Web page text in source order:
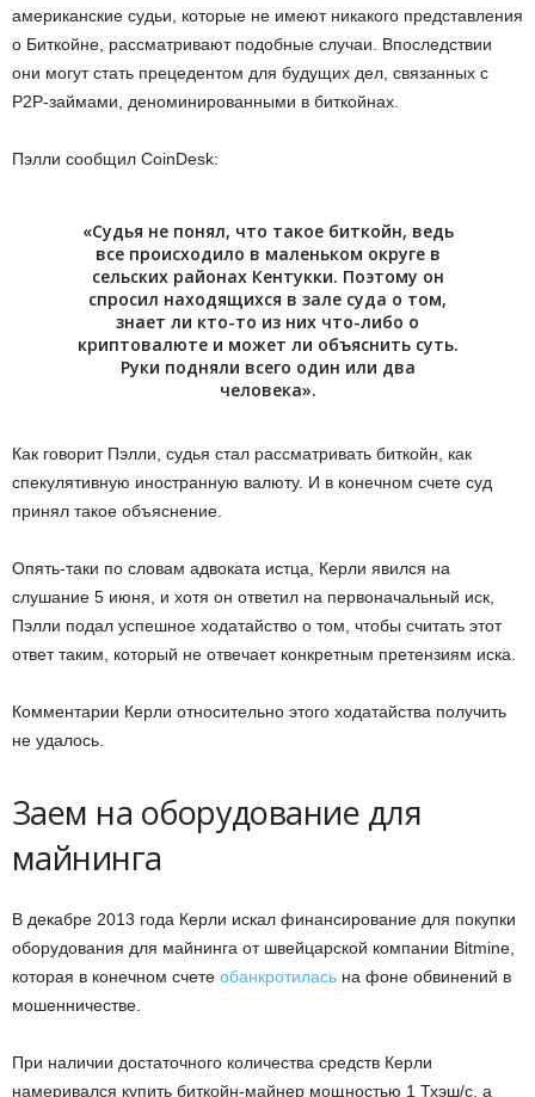
американские судьи, которые не имеют никакого представления
о Биткойне, рассматривают подобные случаи. Впоследствии
они могут стать прецедентом для будущих дел, связанных с
P2P-займами, деноминированными в биткойнах.
Пэлли сообщил CoinDesk:
«Судья не понял, что такое биткойн, ведь
все происходило в маленьком округе в
сельских районах Кентукки. Поэтому он
спросил находящихся в зале суда о том,
знает ли кто-то из них что-либо о
криптовалюте и может ли объяснить суть.
Руки подняли всего один или два
человека».
Как говорит Пэлли, судья стал рассматривать биткойн, как
спекулятивную иностранную валюту. И в конечном счете суд
принял такое объяснение.
Опять-таки по словам адвоката истца, Керли явился на
слушание 5 июня, и хотя он ответил на первоначальный иск,
Пэлли подал успешное ходатайство о том, чтобы считать этот
ответ таким, который не отвечает конкретным претензиям иска.
Комментарии Керли относительно этого ходатайства получить
не удалось.
Заем на оборудование для
майнинга
В декабре 2013 года Керли искал финансирование для покупки
оборудования для майнинга от швейцарской компании Bitmine,
которая в конечном счете обанкротилась на фоне обвинений в
мошенничестве.
При наличии достаточного количества средств Керли
намеривался купить биткойн-майнер мощностью 1 Тхэш/с, а